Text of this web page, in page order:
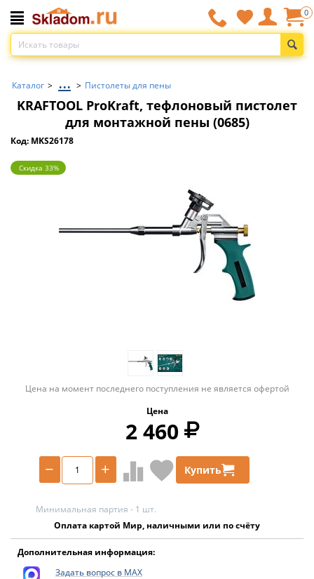
0
Каталог > ... > Пистолеты для пены
KRAFTOOL ProKraft, тефлоновый пистолет
для монтажной пены (0685)
Код: MKS26178
Скидка 33%
Цена на момент последнего поступления не является офертой
Цена
2 460
+
− Купить
Минимальная партия - 1 шт.
Оплата картой Мир, наличными или по счёту
Дополнительная информация:
Задать вопрос в MAX